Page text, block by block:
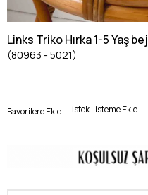
Links Triko Hırka 1-5 Yaş bej
(80963 - 5021)
Favorilere Ekle İstek Listeme Ekle